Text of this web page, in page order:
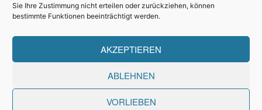
Sie Ihre Zustimmung nicht erteilen oder zurückziehen, können
bestimmte Funktionen beeinträchtigt werden.
AKZEPTIEREN
ABLEHNEN
VORLIEBEN
Impressum Datenschutzerklärung Cookie-Richtlinie (EU)